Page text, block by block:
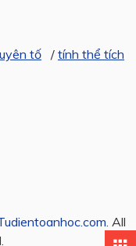
tố / tính thể tích
. All